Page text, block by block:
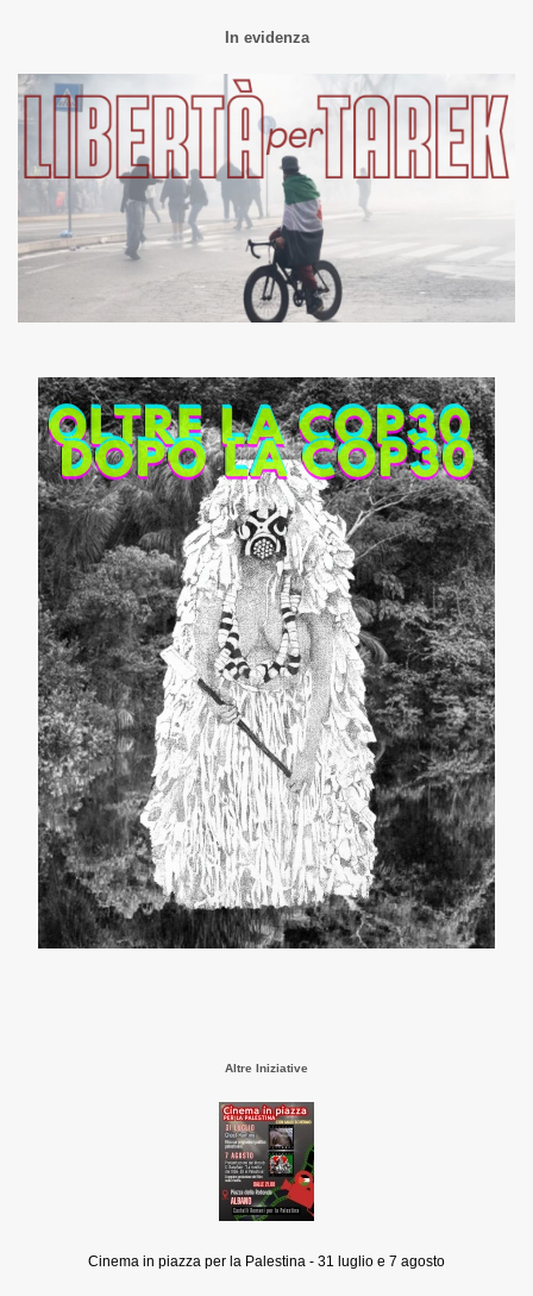
In evidenza
Altre Iniziative
Cinema in piazza per la Palestina - 31 luglio e 7 agosto